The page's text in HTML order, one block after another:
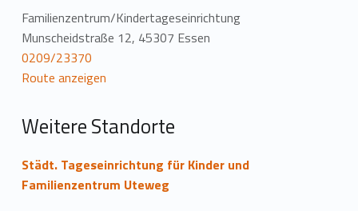
t
i
n
Familienzentrum/Kindertageseinrichtung
Munscheidstraße 12, 45307 Essen
0209/23370
Route anzeigen
Weitere Standorte
Städt. Tageseinrichtung für Kinder und
Familienzentrum Uteweg